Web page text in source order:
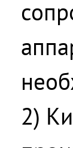
2)